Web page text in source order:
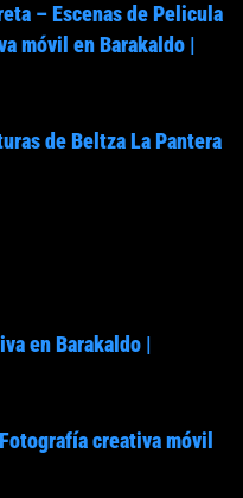
– Escenas de Pelicula
móvil en Barakaldo |
de Beltza La Pantera
en Barakaldo |
creativa móvil